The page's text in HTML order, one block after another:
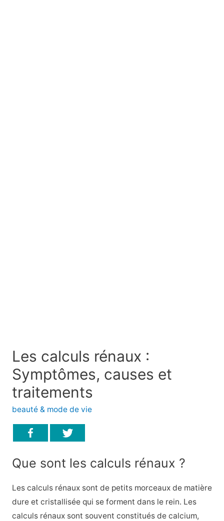
Les calculs rénaux :
Symptômes, causes et
traitements
beauté & mode de vie
Que sont les calculs rénaux ?
Les calculs rénaux sont de petits morceaux de matière
dure et cristallisée qui se forment dans le rein. Les
calculs rénaux sont souvent constitués de calcium,